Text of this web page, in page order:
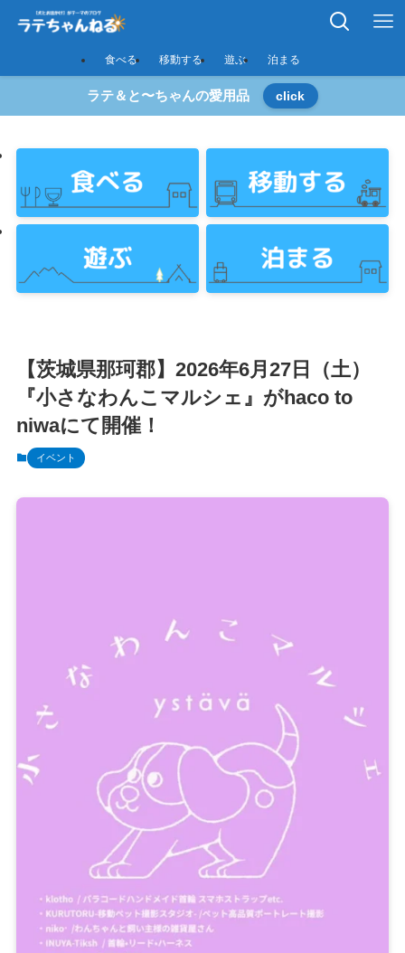
食べる 移動する 遊ぶ 泊まる
ラテ＆と〜ちゃんの愛用品 click
【茨城県那珂郡】2026年6月27日（土）
『小さなわんこマルシェ』がhaco to
niwaにて開催！
イベント